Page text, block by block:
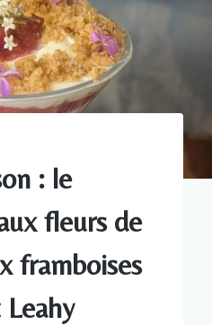
: le
fleurs de
framboises